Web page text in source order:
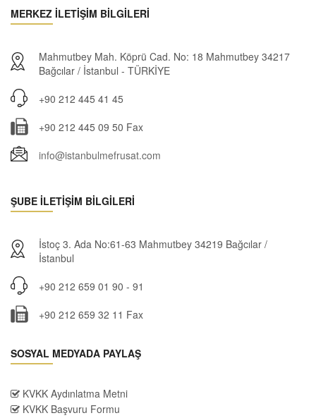
MERKEZ İLETİŞİM BİLGİLERİ
Mahmutbey Mah. Köprü Cad. No: 18 Mahmutbey 34217
Bağcılar / İstanbul - TÜRKİYE
+90 212 445 41 45
+90 212 445 09 50 Fax
info@istanbulmefrusat.com
ŞUBE İLETİŞİM BİLGİLERİ
İstoç 3. Ada No:61-63 Mahmutbey 34219 Bağcılar /
İstanbul
+90 212 659 01 90 - 91
+90 212 659 32 11 Fax
SOSYAL MEDYADA PAYLAŞ
KVKK Aydınlatma Metni
KVKK Başvuru Formu